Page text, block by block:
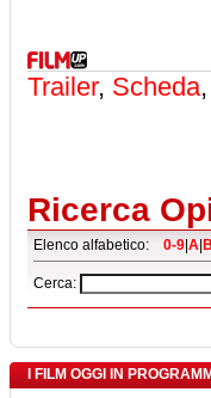
Trailer, Scheda,
Ricerca
Elenco alfabetico: 0-9|A|B
Cerca:
I FILM OGGI IN